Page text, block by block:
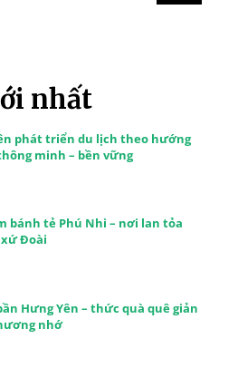
nhất
phát triển du lịch theo hướng
minh – bền vững
bánh tẻ Phú Nhi – nơi lan tỏa
xứ Đoài
Hưng Yên – thức quà quê giản
nhớ